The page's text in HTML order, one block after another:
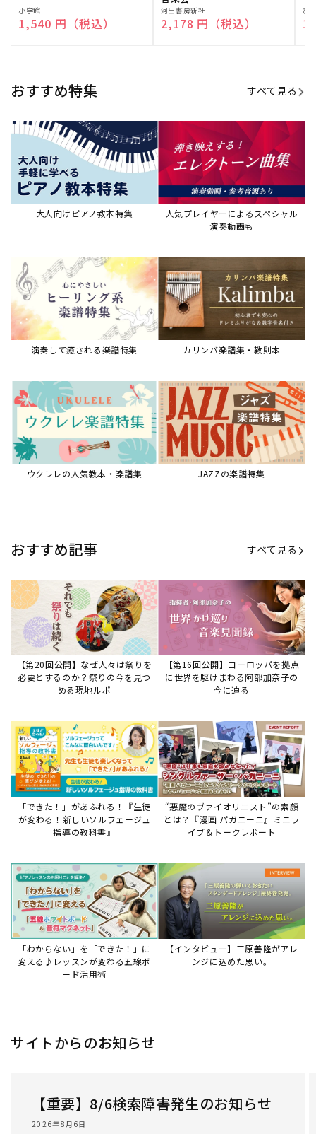
販
売
小学館
通常価格
1,540 円（税込）
販
売
河出書房新社
通常価格
2,178 円（税込）
販
売
ひ
おすすめ特集 すべて見る
大人向けピアノ教本特集
人気プレイヤーによるスペシャル
演奏動画も
演奏して癒される楽譜特集 カリンバ楽譜集・教則本
ウクレレの人気教本・楽譜集 JAZZの楽譜特集
おすすめ記事 すべて見る
【第20回公開】なぜ人々は祭りを
必要とするのか？祭りの今を見つ
める現地ルポ
【第16回公開】ヨーロッパを拠点
に世界を駆けまわる阿部加奈子の
今に迫る
「できた！」があふれる！『生徒
が変わる！新しいソルフェージュ
指導の教科書』
“悪魔のヴァイオリニスト”の素顔
とは？『漫画 パガニーニ』ミニラ
イブ＆トークレポート
「わからない」を「できた！」に
変える♪レッスンが変わる五線ボ
ード活用術
【インタビュー】三原善隆がアレ
ンジに込めた思い。
サイトからのお知らせ
【重要】8/6検索障害発生のお知らせ
2026年8月6日